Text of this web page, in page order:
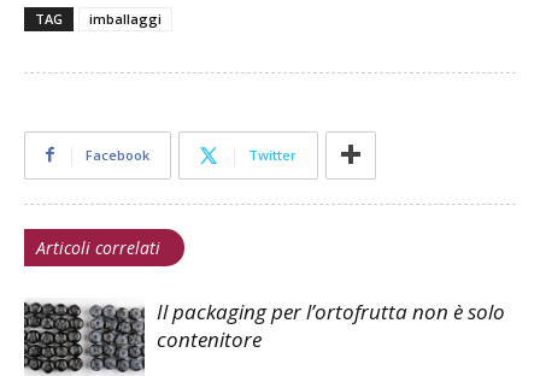
TAG imballaggi
Facebook Twitter
Articoli correlati
Il packaging per l’ortofrutta non è solo
contenitore